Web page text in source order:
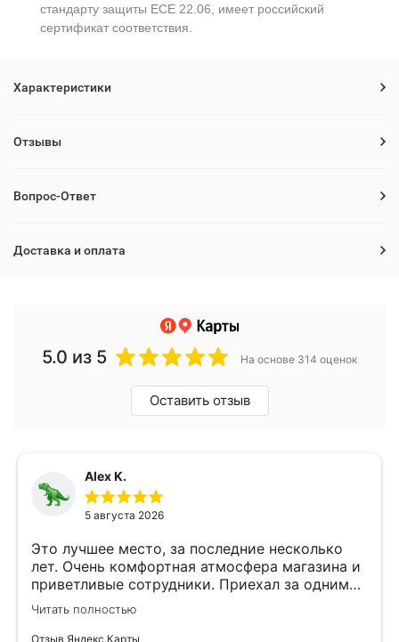
стандарту защиты ECE 22.06, имеет российский
сертификат соответствия.
Характеристики
Отзывы
Вопрос-Ответ
Доставка и оплата